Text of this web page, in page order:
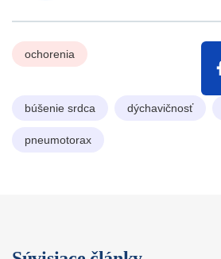
ochorenia
búšenie srdca dýchavičnosť
pneumotorax